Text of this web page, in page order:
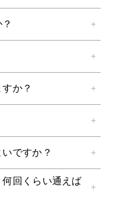
＋
＋
か？ ＋
＋
ですか？ ＋
回くらい通えば
＋